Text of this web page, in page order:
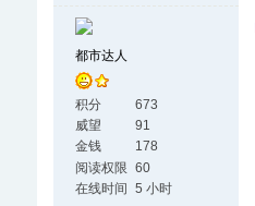
都市达人
积分
673
威望
91
金钱
178
阅读权限 60
在线时间 5 小时